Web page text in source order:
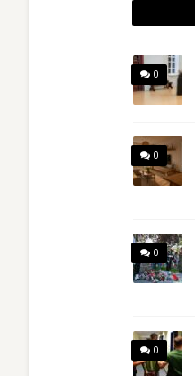
0
0
0
0